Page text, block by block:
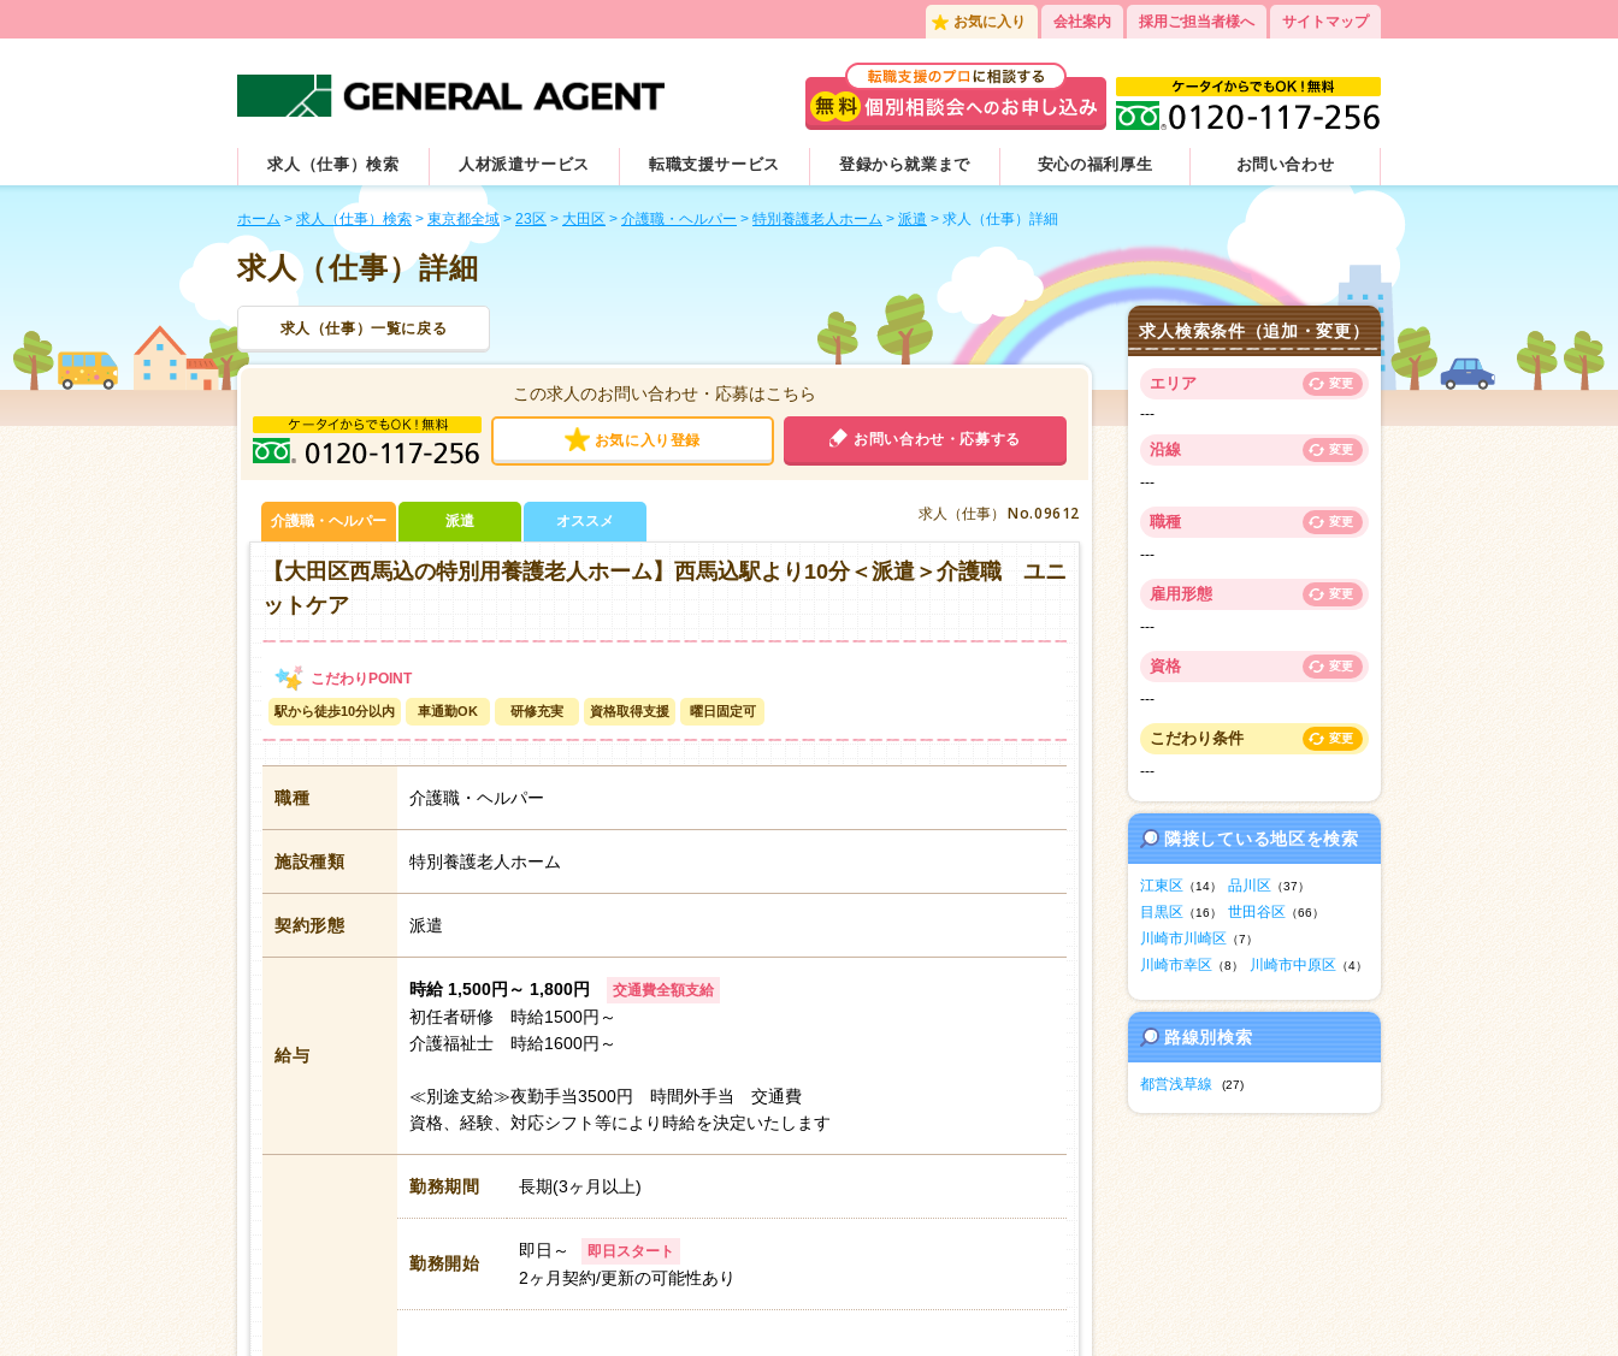
お気に入り 会社案内 採用ご担当者様へ サイトマップ
求人（仕事）検索 人材派遣サービス 転職支援サービス 登録から就業まで 安心の福利厚生 お問い合わせ
ホーム > 求人（仕事）検索 > 東京都全域> 23区 > 大田区 > 介護職・ヘルパー > 特別養護老人ホーム > 派遣 > 求人（仕事）詳細
求人（仕事）詳細
求人（仕事）一覧に戻る
この求人のお問い合わせ・応募はこちら
お気に入り登録 お問い合わせ・応募する
求人（仕事） No.09612
介護職・ヘルパー 派遣 オススメ
【大田区西馬込の特別用養護老人ホーム】西馬込駅より10分＜派遣＞介護職 ユニ
ットケア
駅から徒歩10分以内 車通勤OK 研修充実 資格取得支援 曜日固定可
職種 介護職・ヘルパー
施設種類 特別養護老人ホーム
契約形態 派遣
給与
時給 1,500円～ 1,800円 交通費全額支給
初任者研修 時給1500円～
介護福祉士 時給1600円～
≪別途支給≫夜勤手当3500円 時間外手当 交通費
資格、経験、対応シフト等により時給を決定いたします
勤務期間 長期(3ヶ月以上)
勤務開始
即日～ 即日スタート
2ヶ月契約/更新の可能性あり
求人検索条件（追加・変更）
エリア 変更
---
沿線 変更
---
職種 変更
---
雇用形態 変更
---
資格 変更
---
こだわり条件 変更
---
隣接している地区を検索
江東区 （14） 品川区 （37）
目黒区 （16） 世田谷区 （66）
川崎市川崎区 （7）
川崎市幸区 （8） 川崎市中原区 （4）
路線別検索
都営浅草線 (27)